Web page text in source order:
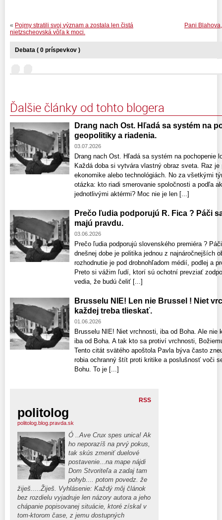
Pani
« Pojmy stratili svoj význam a zostala len čistá
nietzscheovská vôľa k moci.
Debata ( 0 príspevkov )
Ďalšie články od tohto blogera
Drang nach Ost. Hľadá sa systém na
geopolitiky a riadenia.
03.07.2026
Drang nach Ost. Hľadá sa systém na pochopenie
Každá doba si vytvára vlastný obraz sveta. Raz
ekonomike alebo technológiách. No za všetkými
otázka: kto riadi smerovanie spoločnosti a podľa
jednotlivými aktérmi? Moc nie je len [...]
Prečo ľudia podporujú R. Fica ? Páči
majú pravdu.
03.06.2026
Prečo ľudia podporujú slovenského premiéra ?
dnešnej dobe je politika jednou z najnáročnejších
rozhodnutie je pod drobnohľadom médií, podlej a
Preto si vážim ľudí, ktorí sú ochotní prevziať
vedia, že budú čeliť [...]
Brusselu NIE! Len nie Brussel ! Niet
každej treba tlieskať.
01.06.2026
Brusselu NIE! Niet vrchnosti, iba od Boha. Ale nie
iba od Boha. A tak kto sa protiví vrchnosti,
Tento citát svätého apoštola Pavla býva často
robia ochranný štít proti kritike a poslušnosť voči
Bohu. To je [...]
RSS
politolog
politolog.blog.pravda.sk
Ó ..Ave Crux spes unica! Ak
ho neporazíš na prvý pokus,
tak skús zmeniť duelové
postavenie...na mape nájdi
Dom Stvoriteľa a zadaj tam
pohyb.... potom povedz. že
žiješ.....Žiješ. Vyhlásenie: Každý môj článok
bez rozdielu vyjadruje len názory autora a jeho
chápanie popisovanej situácie, ktoré získal v
tom-ktorom čase, z jemu dostupných